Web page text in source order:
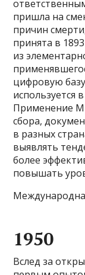
пришла на
причин
принята в
из
цифровую
используется
Применение
сбора,
в разных
выявлять
более
повышать
1950
Вслед за